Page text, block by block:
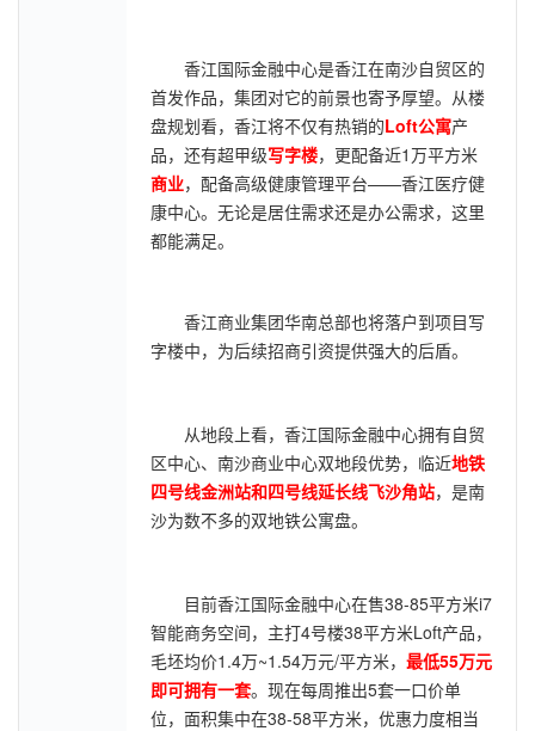
香江国际金融中心是香江在南沙自贸区的
首发作品，集团对它的前景也寄予厚望。从楼
盘规划看，香江将不仅有热销的Loft公寓产
品，还有超甲级写字楼，更配备近1万平方米
商业，配备高级健康管理平台——香江医疗健
康中心。无论是居住需求还是办公需求，这里
都能满足。
香江商业集团华南总部也将落户到项目写
字楼中，为后续招商引资提供强大的后盾。
从地段上看，香江国际金融中心拥有自贸
区中心、南沙商业中心双地段优势，临近地铁
四号线金洲站和四号线延长线飞沙角站，是南
沙为数不多的双地铁公寓盘。
目前香江国际金融中心在售38-85平方米i7
智能商务空间，主打4号楼38平方米Loft产品，
毛坯均价1.4万~1.54万元/平方米， 最低55万元
即可拥有一套。现在每周推出5套一口价单
位，面积集中在38-58平方米，优惠力度相当